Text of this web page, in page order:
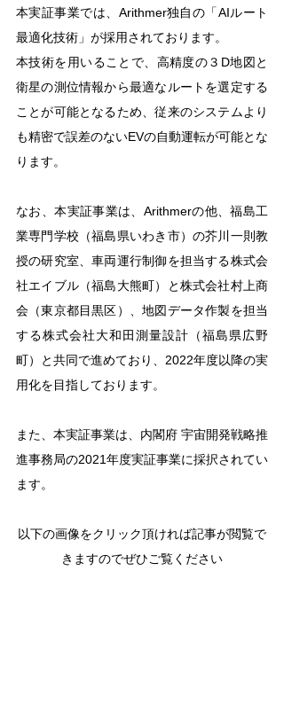
本実証事業では、Arithmer独自の「AIルート
最適化技術」が採用されております。
本技術を用いることで、高精度の３D地図と
衛星の測位情報から最適なルートを選定する
ことが可能となるため、従来のシステムより
も精密で誤差のないEVの自動運転が可能とな
ります。
なお、本実証事業は、Arithmerの他、福島工
業専門学校（福島県いわき市）の芥川一則教
授の研究室、車両運行制御を担当する株式会
社エイブル（福島大熊町）と株式会社村上商
会（東京都目黒区）、地図データ作製を担当
する株式会社大和田測量設計（福島県広野
町）と共同で進めており、2022年度以降の実
用化を目指しております。
また、本実証事業は、内閣府 宇宙開発戦略推
進事務局の2021年度実証事業に採択されてい
ます。
以下の画像をクリック頂ければ記事が閲覧で
きますのでぜひご覧ください